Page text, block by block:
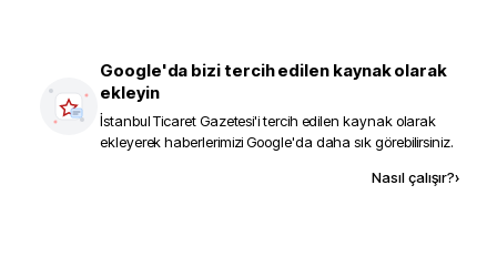
Google'da bizi tercih edilen kaynak olarak
ekleyin
İstanbul Ticaret Gazetesi'i tercih edilen kaynak olarak
ekleyerek haberlerimizi Google'da daha sık görebilirsiniz.
Nasıl çalışır?›